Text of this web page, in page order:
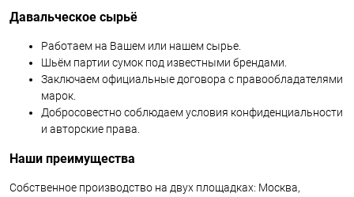
Давальческое сырьё
Работаем на Вашем или нашем сырье.
Шьём партии сумок под известными брендами.
Заключаем официальные договора с правообладателями
марок.
Добросовестно соблюдаем условия конфиденциальности
и авторские права.
Наши преимущества
Собственное производство на двух площадках: Москва,